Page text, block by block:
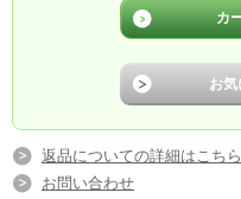
返品についての詳細はこちら
お問い合わせ